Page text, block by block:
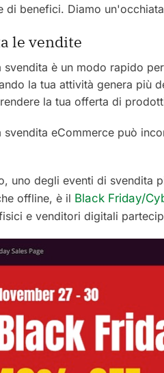
di benefici. Diamo
le vendite
svendita è un modo rapido
la tua attività genera più
la tua offerta di
svendita eCommerce può
uno degli eventi di svendita
offline, è il Black Friday/
e venditori digitali